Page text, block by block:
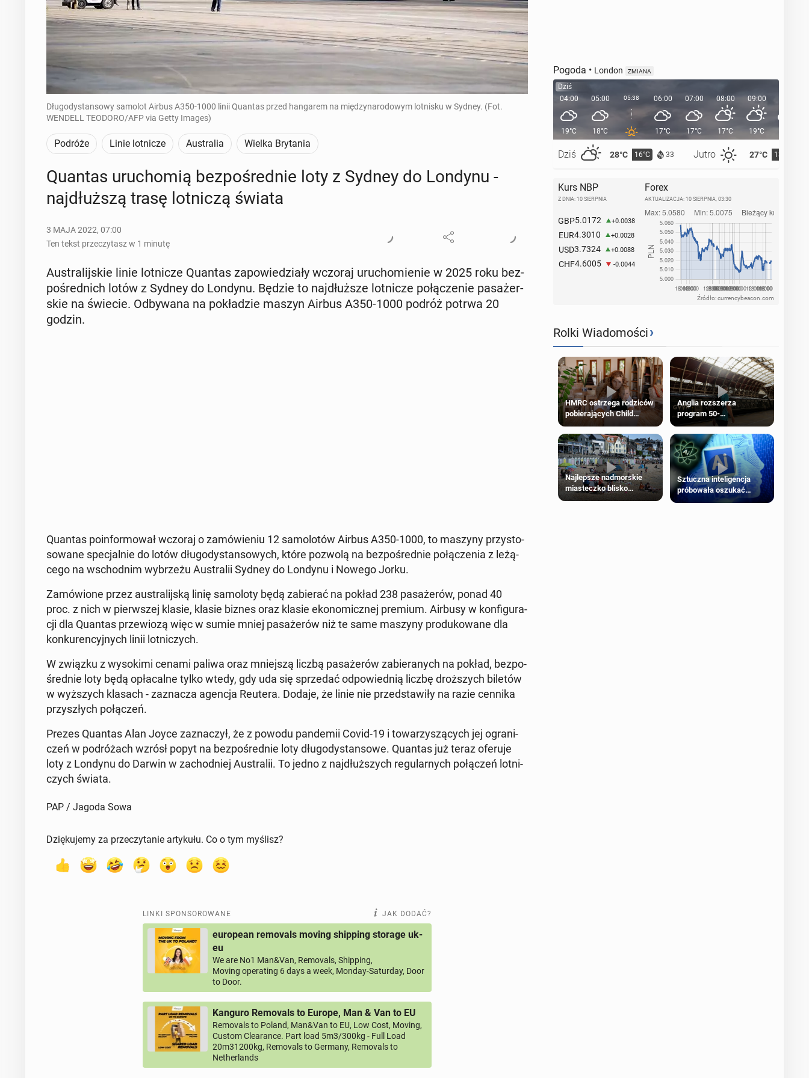
Długodystansowy samolot Airbus A350-1000 linii Quantas przed hangarem na międzynarodowym lotnisku w Sydney. (Fot.
WENDELL TEODORO/AFP via Getty Images)
Podróże Linie lotnicze Australia Wielka Brytania
Quantas uru­cho­mią bez­po­śred­nie loty z Sydney do Londynu -
naj­dłuż­szą trasę lot­ni­czą świata
3 MAJA 2022, 07:00
Ten tekst przeczytasz w 1 minutę
Au­stra­lij­skie linie lot­ni­cze Quantas za­po­wie­dzia­ły wczoraj uru­cho­mie­nie w 2025 roku bez­
po­śred­nich lotów z Sydney do Londynu. Będzie to naj­dłuż­sze lot­ni­cze po­łą­cze­nie pa­sa­żer­
skie na świecie. Od­by­wa­na na po­kła­dzie maszyn Airbus A350-1000 podróż potrwa 20
godzin.
Quantas po­in­for­mo­wał wczoraj o za­mó­wie­niu 12 sa­mo­lo­tów Airbus A350-1000, to maszyny przy­sto­
so­wa­ne spe­cjal­nie do lotów dłu­go­dy­stan­so­wych, które pozwolą na bez­po­śred­nie po­łą­cze­nia z le­żą­
ce­go na wschod­nim wy­brze­żu Au­stra­lii Sydney do Londynu i Nowego Jorku.
Za­mó­wio­ne przez au­stra­lij­ską linię sa­mo­lo­ty będą za­bie­rać na pokład 238 pa­sa­że­rów, ponad 40
proc. z nich w pierw­szej klasie, klasie biznes oraz klasie eko­no­micz­nej premium. Airbusy w kon­fi­gu­ra­
cji dla Quantas prze­wio­zą więc w sumie mniej pa­sa­że­rów niż te same maszyny pro­du­ko­wa­ne dla
kon­ku­ren­cyj­nych linii lot­ni­czych.
W związku z wy­so­ki­mi cenami paliwa oraz mniej­szą liczbą pa­sa­że­rów za­bie­ra­nych na pokład, bez­po­
śred­nie loty będą opła­cal­ne tylko wtedy, gdy uda się sprze­dać od­po­wied­nią liczbę droż­szych biletów
w wyż­szych klasach - za­zna­cza agencja Reutera. Dodaje, że linie nie przed­sta­wi­ły na razie cennika
przy­szłych po­łą­czeń.
Prezes Quantas Alan Joyce za­zna­czył, że z powodu pan­de­mii Covid-19 i to­wa­rzy­szą­cych jej ogra­ni­
czeń w po­dró­żach wzrósł popyt na bez­po­śred­nie loty dłu­go­dy­stan­so­we. Quantas już teraz oferuje
loty z Londynu do Darwin w za­chod­niej Au­stra­lii. To jedno z naj­dłuż­szych re­gu­lar­nych po­łą­czeń lot­ni­
czych świata.
PAP / Jagoda Sowa
Dziękujemy za przeczytanie artykułu. Co o tym myślisz?
LINKI SPONSOROWANE JAK DODAĆ?
european removals moving shipping storage uk-
eu
We are No1 Man&Van, Removals, Shipping,
Moving operating 6 days a week, Monday-Saturday, Door
to Door.
Kanguro Removals to Europe, Man & Van to EU
Removals to Poland, Man&Van to EU, Low Cost, Moving,
Custom Clearance. Part load 5m3/300kg - Full Load
20m31200kg, Removals to Germany, Removals to
Netherlands
Pogoda • London ZMIANA
Dziś
04:00
19°C
Dziś 28°C 16°C 33 Jutro 27°C 13°C
05:00
18°C
05:38 06:00
17°C
07:00
17°C
08:00
17°C
09:00
19°C
Kurs NBP
Z DNIA: 10 SIERPNIA
GBP5.0172 +0.0038
EUR4.3010 +0.0028
USD3.7324 +0.0088
CHF4.6005 -0.0044
Forex
AKTUALIZACJA: 10 SIERPNIA, 03:30
Źródło: currencybeacon.com
Rolki Wiadomości›
HMRC ostrzega rodziców
pobierających Child
Benefit. Mogą być
zobowiązani do zwrotu
zasiłku
Anglia rozszerza
program 50-
procentowych zniżek
kolejowych na 18-latków
Najlepsze nadmorskie
miasteczko blisko
Sztuczna inteligencja
próbowała oszukać
człowieka